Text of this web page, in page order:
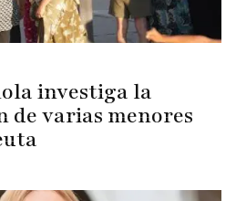
investiga la
de varias menores